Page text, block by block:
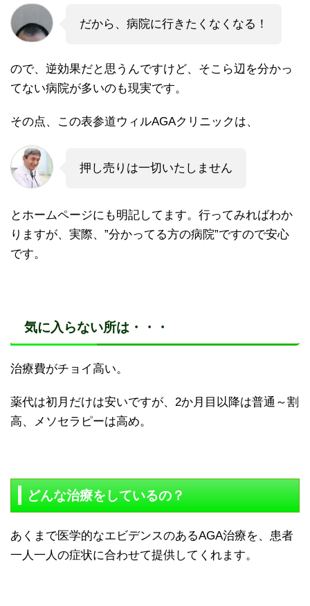
だから、病院に行きたくなくなる！
ので、逆効果だと思うんですけど、そこら辺を分かっ
てない病院が多いのも現実です。
その点、この表参道ウィルAGAクリニックは、
押し売りは一切いたしません
とホームページにも明記してます。行ってみればわか
りますが、実際、”分かってる方の病院”ですので安心
です。
気に入らない所は・・・
治療費がチョイ高い。
薬代は初月だけは安いですが、2か月目以降は普通～割
高、メソセラピーは高め。
どんな治療をしているの？
あくまで医学的なエビデンスのあるAGA治療を、患者
一人一人の症状に合わせて提供してくれます。